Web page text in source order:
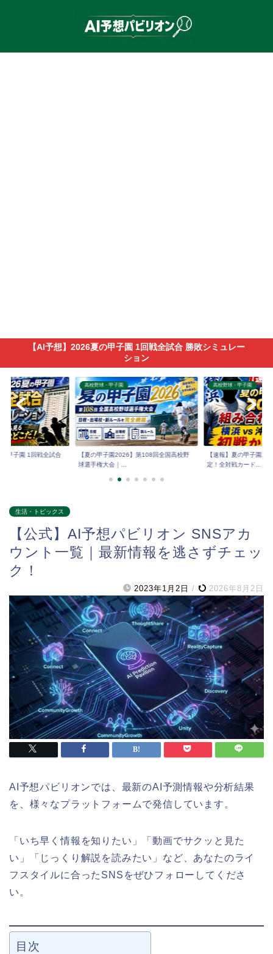
【AI予想】2026夏の甲子園 1回戦全試合 勝敗シミュレー
ション
甲子園 1回戦全試合
高校野球・甲子園
【夏の甲子園2026】第108回全国高校野
球選手権大会｜...
高校野球・甲子園
【速報】夏の甲子園
定！全対戦カード...
生活・トピックス
【公式】AI予想パビリオン SNSアカ
ウント一覧｜最新情報を逃さずチェッ
ク！
2023年1月2日 / 2026年8月2日
AI予想パビリオンでは、最新のAI予測情報や分析結果
を、様々なプラットフォームで発信しています。
「いち早く情報を知りたい」「動画でサクッと見た
い」「じっくり解説を読みたい」など、あなたのライ
フスタイルに合ったSNSをぜひフォローしてくださ
い。
目次